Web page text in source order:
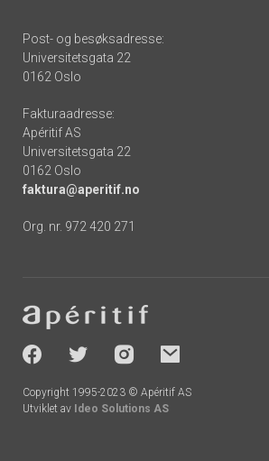
Post- og besøksadresse:
Universitetsgata 22
0162 Oslo
Fakturaadresse:
Apéritif AS
Universitetsgata 22
0162 Oslo
faktura@aperitif.no
Org. nr. 972 420 271
-
socials
Copyright 1995-2023 © Apéritif AS
Utviklet av Ideo Solutions AS